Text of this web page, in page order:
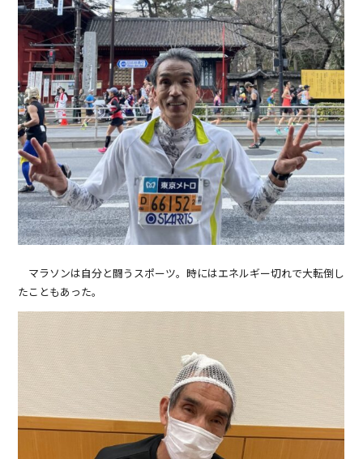
マラソンは自分と闘うスポーツ。時にはエネルギー切れで大転倒し
たこともあった。